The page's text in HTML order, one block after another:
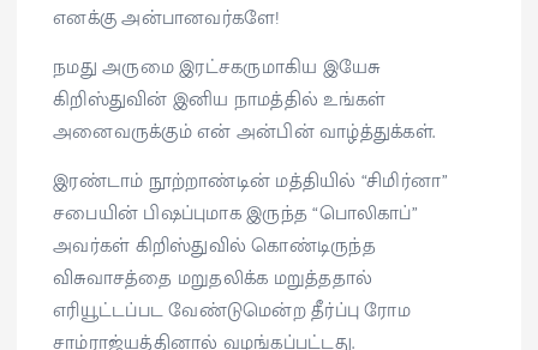
எனக்கு அன்பானவர்களே!
நமது அருமை இரட்சகருமாகிய இயேசு
கிறிஸ்துவின் இனிய நாமத்தில் உங்கள்
அனைவருக்கும் என் அன்பின் வாழ்த்துக்கள்.
இரண்டாம் நூற்றாண்டின் மத்தியில் “சிமிர்னா”
சபையின் பிஷப்புமாக இருந்த “பொலிகாப்”
அவர்கள் கிறிஸ்துவில் கொண்டிருந்த
விசுவாசத்தை மறுதலிக்க மறுத்ததால்
எரியூட்டப்பட வேண்டுமென்ற தீர்ப்பு ரோம